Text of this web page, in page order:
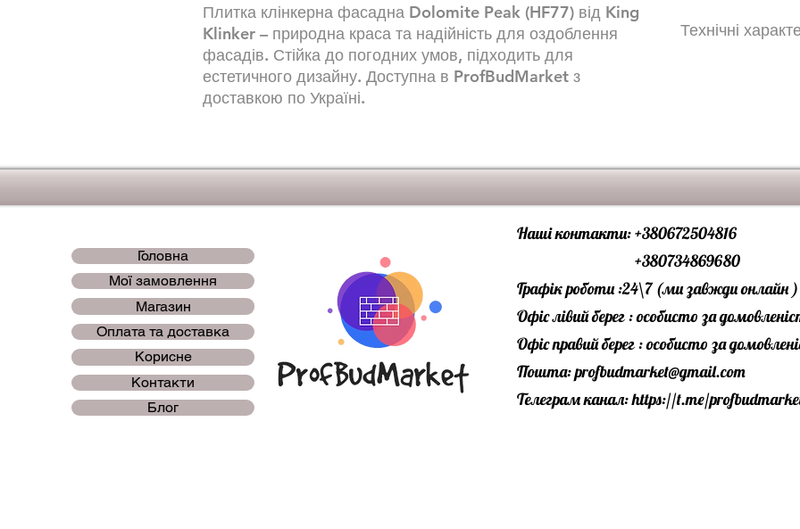
Плитка клінкерна фасадна Dolomite Peak (HF77) від King
Klinker – природна краса та надійність для оздоблення
фасадів. Стійка до погодних умов, підходить для
естетичного дизайну. Доступна в ProfBudMarket з
доставкою по Україні.
Технічні
вага піддону 603
Головна
Мої замовлення
Магазин
Оплата та доставка
Корисне
Контакти
Блог
Наші контакти: +380672504816
+380734869680
Графік роботи :24\7 (ми завжди онлайн )
Офіс лівий берег : особисто за
Офіс правий берег : особисто за
Пошта:profbudmarket@gmail.com
Телеграм канал:https://t.me/